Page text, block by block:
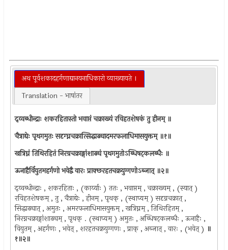
अथ पूर्वशकादहर्गणाद्यानयनाधिकारो व्याख्यायते ।
Translation - भाषांतर
द्य्वब्धीन्द्राः शकरहितास्तो भवाप्तं चक्राख्यं रविहतशेषकं तु हीनम् ॥
चैत्राद्येः पृथगमुतः सदृग्घ्नचक्रात्सिद्धाढ्यादमरफलाधिमासयुक्तम् ॥१॥
खत्रिघ्नं तिथिरहितं निरग्रचक्राङ्गांशाढ्यं पृथगमुतोऽब्धिषट्कलब्धैः ॥
ऊनाहैर्वियुतमहर्गणो भवेद्वै वारः प्राक्छरहतचक्रयुग्गणोऽब्जात् ॥२॥
द्य्वब्धीन्द्राः , शकरहिताः , (कार्य्याः ) ततः , भवाप्तम् , चक्राख्यम् , (स्यात् )
रविहतशेषकम् , तु , चैत्राद्येः , हीनम् , पृथक् , (स्थाप्यम् ) सदृग्नचक्रात् ,
सिद्धाढ्यात् , अमुतः , अमरफलाधिमासयुक्तम् , खत्रिघ्नम् , तिथिरहितम् ,
निरग्नचक्राङ्गांशाढ्यम् , पृथक् . (स्थाप्यम् ) अमुतः , अब्धिषट्कलब्धैः , ऊनाहैः ,
वियुतम् , अहर्गणः , भवेत् , शरहतचक्रयुग्गणः , प्राक् , अब्जात् , वारः , (भवेत् ) ॥
१॥२॥